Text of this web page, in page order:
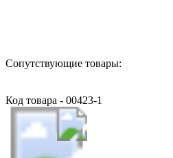
Сопутствующие товары:
Код товара - 00423-1